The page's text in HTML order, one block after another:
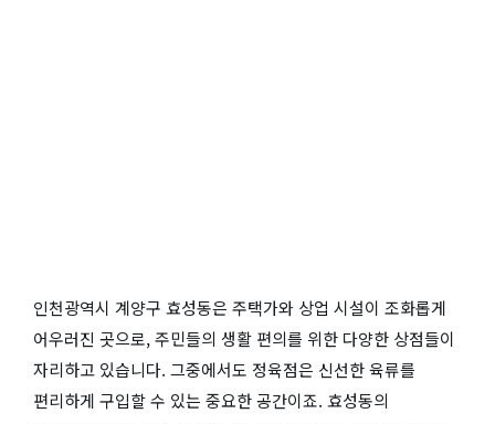
인천광역시 계양구 효성동은 주택가와 상업 시설이 조화롭게
어우러진 곳으로, 주민들의 생활 편의를 위한 다양한 상점들이
자리하고 있습니다. 그중에서도 정육점은 신선한 육류를
편리하게 구입할 수 있는 중요한 공간이죠. 효성동의